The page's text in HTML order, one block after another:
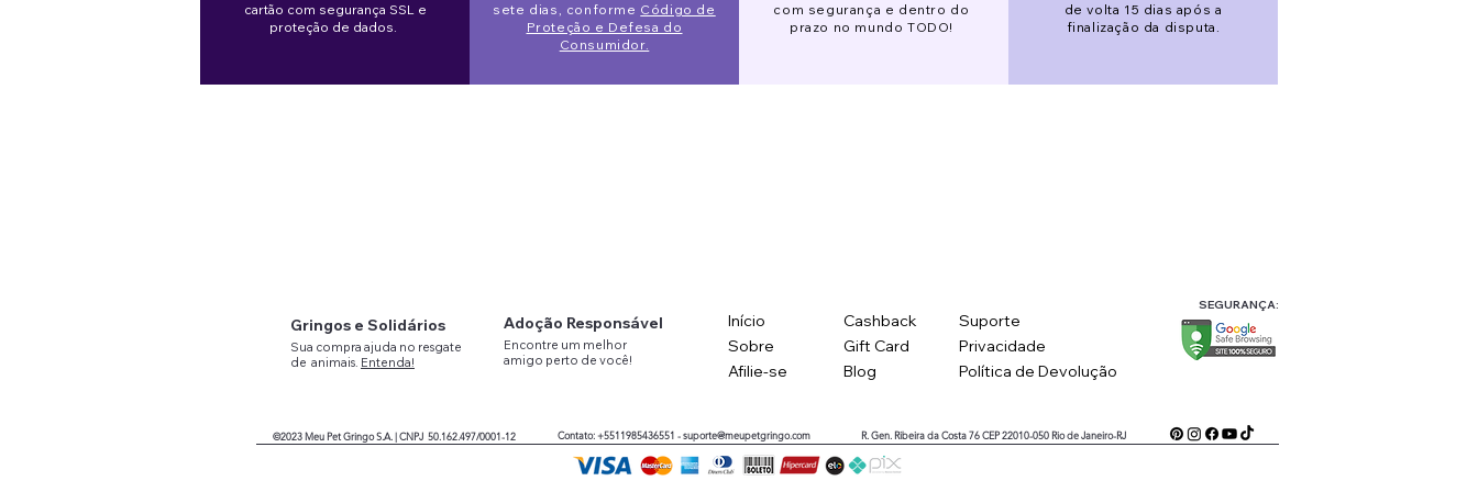
Precio
BRL 261,00Precio de oferta
BRL 211,00
cartão com segurança SSL e
proteção de dados.
sete dias, conforme Código de
Proteção e Defesa do
Consumidor.
com segurança e dentro do
prazo no mundo TODO!
de volta 15 dias após a
finalização da disputa.
©2023Meu Pet GringoS.A. |CNPJ 50.162.497/0001-12 Contato: +5511985436551 -suporte@meupetgringo.com R. Gen. Ribeira da Costa 76 CEP 22010-050 Rio de Janeiro-RJ
Gringos e Solidários
Sua compra ajuda no resgate
de animais. Entenda!
Adoção Responsável
Encontre um melhor
amigo perto de você!
Início
Sobre
Afilie-se
Cashback
Gift Card
Blog
Suporte
Privacidade
Política de Devolução
SEGURANÇA: